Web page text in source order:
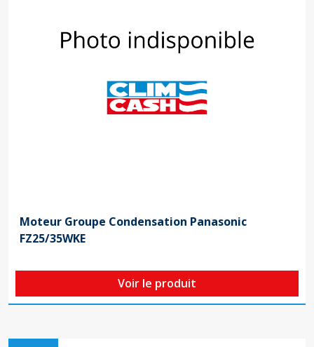
Moteur Groupe Condensation Panasonic
FZ25/35WKE
Voir le produit